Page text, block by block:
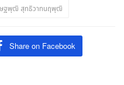
ษฐพุฒิ สุทธิวาทนฤพุฒิ
Share on Facebook